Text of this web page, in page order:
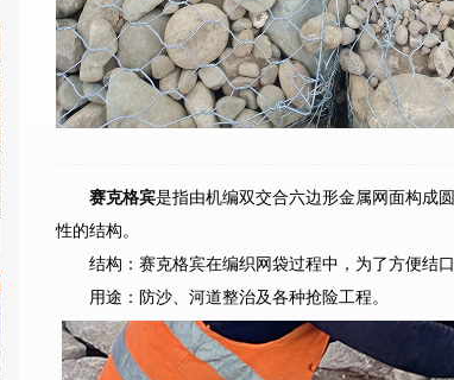
赛克格宾是指由机编双交合六边形金属网面构成
性的结构。
结构：赛克格宾在编织网袋过程中，为了方便结
用途：防沙、河道整治及各种抢险工程。